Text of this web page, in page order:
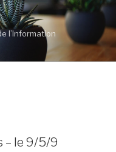
l’Information
– le 9/5/9